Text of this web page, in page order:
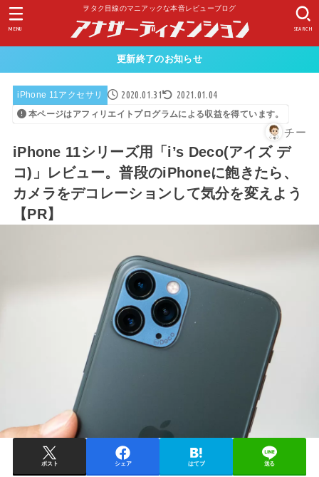
ヲタク目線のマニアックな本音レビューブログ
SEARCH
MENU
更新終了のお知らせ
iPhone 11アクセサリ 2020.01.31 2021.01.04
本ページはアフィリエイトプログラムによる収益を得ています。
チー
iPhone 11シリーズ用「i’s Deco(アイズ デ
コ)」レビュー。普段のiPhoneに飽きたら、
カメラをデコレーションして気分を変えよう
【PR】
ポスト シェア はてブ 送る